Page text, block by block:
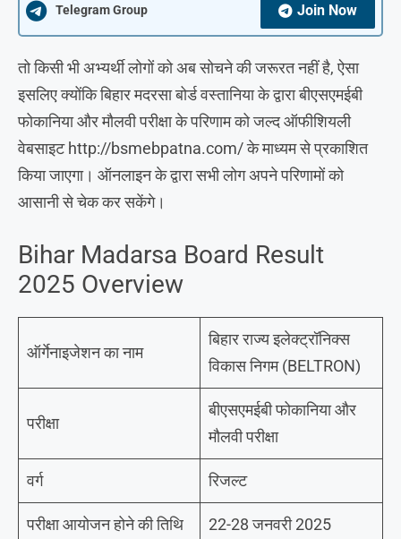
Telegram Group Join Now
तो किसी भी अभ्यर्थी लोगों को अब सोचने की जरूरत नहीं है, ऐसा
इसलिए क्योंकि बिहार मदरसा बोर्ड वस्तानिया के द्वारा बीएसएमईबी
फोकानिया और मौलवी परीक्षा के परिणाम को जल्द ऑफीशियली
वेबसाइट http://bsmebpatna.com/ के माध्यम से प्रकाशित
किया जाएगा। ऑनलाइन के द्वारा सभी लोग अपने परिणामों को
आसानी से चेक कर सकेंगे।
Bihar Madarsa Board Result
2025 Overview
ऑर्गेनाइजेशन का नाम
बिहार राज्य इलेक्ट्रॉनिक्स
विकास निगम (BELTRON)
परीक्षा
बीएसएमईबी फोकानिया और
मौलवी परीक्षा
वर्ग रिजल्ट
परीक्षा आयोजन होने की तिथि 22-28 जनवरी 2025